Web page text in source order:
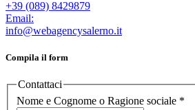
+39 (089) 8429879
Email:
info@webagencysalerno.it
Compila il form
Contattaci
Nome e Cognome o Ragione sociale *